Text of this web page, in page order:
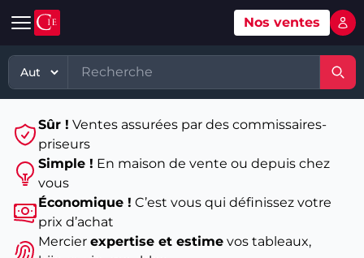
Automobile
Voitures d'occasion
Véhicules tout terrain et 4x4 d'occasion
Motos et quads d'occasion
Voitures de luxe d'occasion
Véhicules utilitaires d'occasion
Grande vente mobilier objets
Ventes XXème
Vente courante hebdo
Bijoux & Mode
Vins & Spiritueux
Matériel, équipement
Matériel professionnel
Stock et marchandises neuves et
d’occasions
Usines & industries
Biens incorporels
TP
PL
Divers
Nos ventes
Sûr ! Ventes assurées par des commissaires-
priseurs
Simple ! En maison de vente ou depuis chez
vous
Économique ! C’est vous qui définissez votre
prix d’achat
Mercier expertise et estimevos tableaux,